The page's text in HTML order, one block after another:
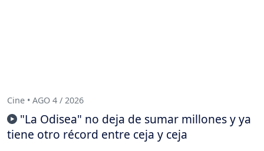
Cine • AGO 4 / 2026
"La Odisea" no deja de sumar millones y ya
tiene otro récord entre ceja y ceja